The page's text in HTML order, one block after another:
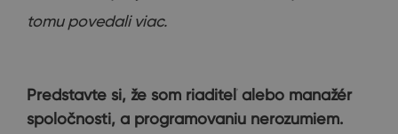
tomu povedali viac.
Predstavte si, že som riaditeľ alebo manažér
spoločnosti, a programovaniu nerozumiem.